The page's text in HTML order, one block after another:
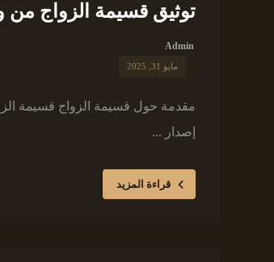
توثيق قسيمة الزواج من
Admin
مايو 31, 2025
مقدمة حول قسيمة الزواج قسيمة
إصدار ...
قراءة المزيد